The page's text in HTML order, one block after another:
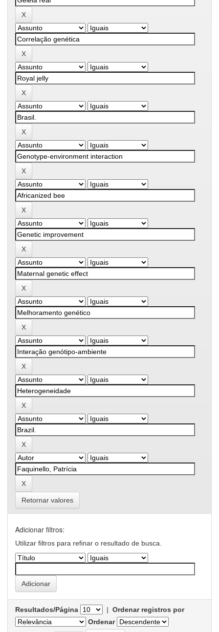
Retornar valores
Adicionar filtros:
Utilizar filtros para refinar o resultado de busca.
Resultados/Página | Ordenar registros por
Ordenar